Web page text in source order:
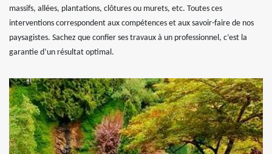
massifs, allées, plantations, clôtures ou murets, etc. Toutes ces
interventions correspondent aux compétences et aux savoir-faire de nos
paysagistes. Sachez que confier ses travaux à un professionnel, c’est la
garantie d’un résultat optimal.